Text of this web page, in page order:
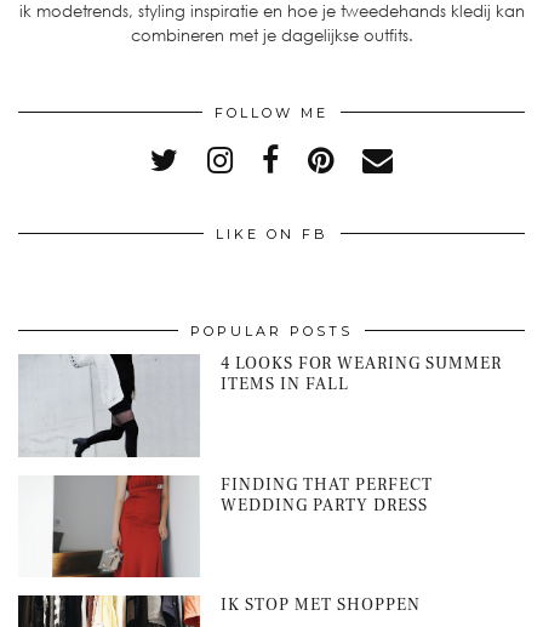
ik modetrends, styling inspiratie en hoe je tweedehands kledij kan
combineren met je dagelijkse outfits.
FOLLOW ME
LIKE ON FB
POPULAR POSTS
4 LOOKS FOR WEARING SUMMER
ITEMS IN FALL
FINDING THAT PERFECT
WEDDING PARTY DRESS
IK STOP MET SHOPPEN